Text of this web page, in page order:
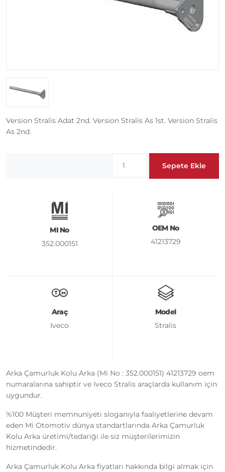
Version Stralis Adat 2nd. Version Stralis As 1st. Version Stralis
As 2nd.
Sepete Ekle
MI No
352.000151
OEM No
41213729
Araç
Iveco
Model
Stralis
Arka Çamurluk Kolu Arka (Mi No : 352.000151) 41213729 oem
numaralarına sahiptir ve Iveco Stralis araçlarda kullanım için
uygundur.
%100 Müşteri memnuniyeti sloganıyla faaliyetlerine devam
eden Mi Otomotiv dünya standartlarında Arka Çamurluk
Kolu Arka üretimi/tedariği ile siz müşterilerimizin
hizmetindedir.
Arka Çamurluk Kolu Arka fiyatları hakkında bilgi almak için